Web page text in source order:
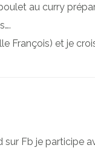
au curry
François) et je
sur Fb je participe